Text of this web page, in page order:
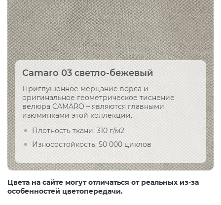
Camaro 03 светло-бежевый
Приглушенное мерцание ворса и
оригинальное геометрическое тиснение
велюра CAMARO – являются главными
изюминками этой коллекции.
Плотность ткани: 310 г/м2
Износостойкость: 50 000 циклов
Цвета на сайте могут отличаться от реальных из-за
особенностей цветопередачи.